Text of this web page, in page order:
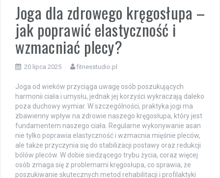
Joga dla zdrowego kręgosłupa –
jak poprawić elastyczność i
wzmacniać plecy?
20 lipca 2025 fitnesstudio.pl
Joga od wieków przyciąga uwagę osób poszukujących
harmonii ciała i umysłu, jednak jej korzyści wykraczają daleko
poza duchowy wymiar. W szczególności, praktyka jogi ma
zbawienny wpływ na zdrowie naszego kręgosłupa, który jest
fundamentem naszego ciała. Regularne wykonywanie asan
nie tylko poprawia elastyczność i wzmacnia mięśnie pleców,
ale także przyczynia się do stabilizacji postawy oraz redukcji
bólów pleców. W dobie siedzącego trybu życia, coraz więcej
osób zmaga się z problemami kręgosłupa, co sprawia, że
poszukiwanie skutecznych metod rehabilitacji i profilaktyki